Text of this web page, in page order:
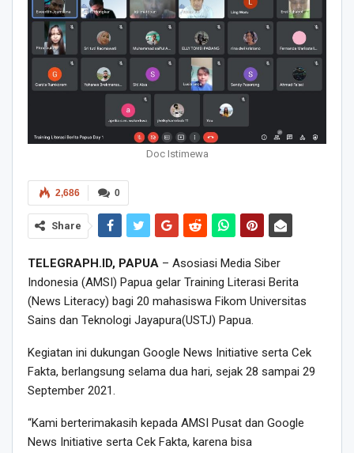
Doc Istimewa
0
2,686
Share
TELEGRAPH.ID, PAPUA – Asosiasi Media Siber
Indonesia (AMSI) Papua gelar Training Literasi Berita
(News Literacy) bagi 20 mahasiswa Fikom Universitas
Sains dan Teknologi Jayapura(USTJ) Papua.
Kegiatan ini dukungan Google News Initiative serta Cek
Fakta, berlangsung selama dua hari, sejak 28 sampai 29
September 2021.
“Kami berterimakasih kepada AMSI Pusat dan Google
News Initiative serta Cek Fakta, karena bisa